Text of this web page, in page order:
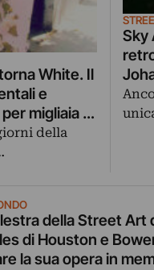
White. Il
e
migliaia di
della
Sky
della Street Art
di Houston e
la sua opera in